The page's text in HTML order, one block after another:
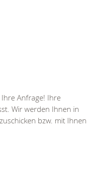
Anfrage! Ihre
Wir werden Ihnen in
bzw. mit Ihnen